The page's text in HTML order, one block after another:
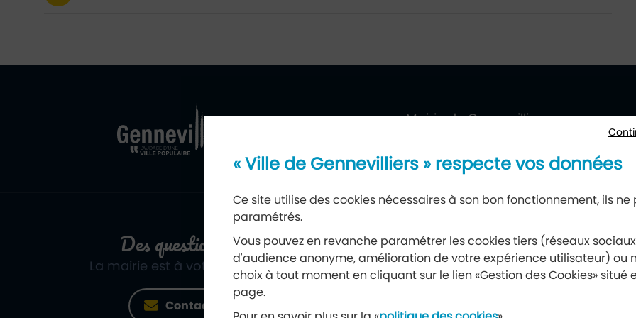
Mairie de Gennevilliers
177, avenue Gabriel-Péri, 92230 Gennevilliers
Des questions ?
La mairie est à votre écoute
Contact
Newsletter
Recevez notre lettre d’information
« Ville de Gennevilliers » respecte vos données
Ce site utilise des cookies nécessaires à son bon fonctionnement, ils ne
paramétrés.
Vous pouvez en revanche paramétrer les cookies tiers (réseaux
d'audience anonyme, amélioration de votre expérience utilisateur) ou
choix à tout moment en cliquant sur le lien «Gestion des Cookies» situé
page.